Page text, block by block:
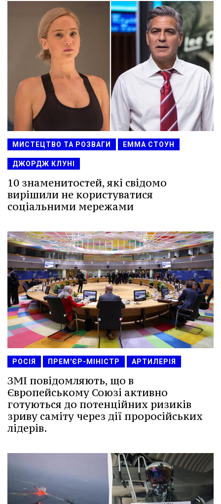
МИСТЕЦТВО ТА РОЗВАГИ ЕММА СТОУН
ДЖОРДЖ КЛУНІ
10 знаменитостей, які свідомо
вирішили не користуватися
соціальними мережами
РОСІЯ ПРЕМ'ЄР-МІНІСТР АРТИЛЕРІЯ
ЗМІ повідомляють, що в
Європейському Союзі активно
готуються до потенційних ризиків
зриву саміту через дії проросійських
лідерів.